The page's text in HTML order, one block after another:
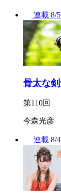
連載 8/5
骨太な
第110回
今森光彦
連載 8/4